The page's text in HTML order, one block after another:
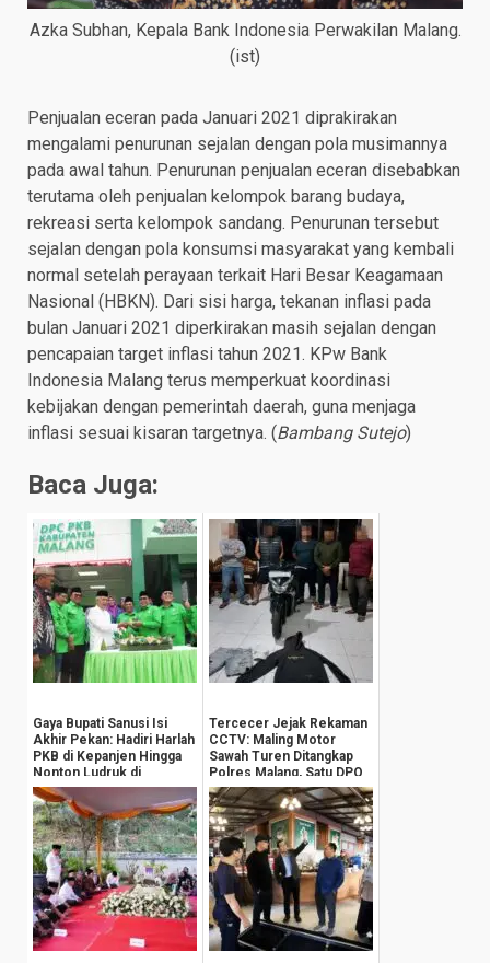
Azka Subhan, Kepala Bank Indonesia Perwakilan Malang.
(ist)
Penjualan eceran pada Januari 2021 diprakirakan
mengalami penurunan sejalan dengan pola musimannya
pada awal tahun. Penurunan penjualan eceran disebabkan
terutama oleh penjualan kelompok barang budaya,
rekreasi serta kelompok sandang. Penurunan tersebut
sejalan dengan pola konsumsi masyarakat yang kembali
normal setelah perayaan terkait Hari Besar Keagamaan
Nasional (HBKN). Dari sisi harga, tekanan inflasi pada
bulan Januari 2021 diperkirakan masih sejalan dengan
pencapaian target inflasi tahun 2021. KPw Bank
Indonesia Malang terus memperkuat koordinasi
kebijakan dengan pemerintah daerah, guna menjaga
inflasi sesuai kisaran targetnya. (Bambang Sutejo)
Baca Juga:
Gaya Bupati Sanusi Isi
Akhir Pekan: Hadiri Harlah
PKB di Kepanjen Hingga
Nonton Ludruk di
Donowarih
Tercecer Jejak Rekaman
CCTV: Maling Motor
Sawah Turen Ditangkap
Polres Malang, Satu DPO